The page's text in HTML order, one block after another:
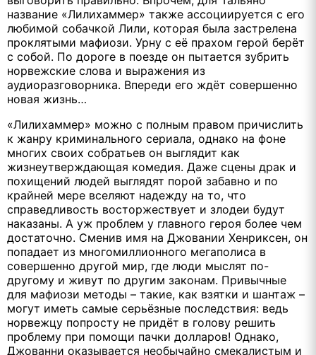
название «Лилихаммер» также ассоциируется с его
любимой собачкой Лили, которая была застрелена
проклятыми мафиози. Урну с её прахом герой берёт
с собой. По дороге в поезде он пытается зубрить
норвежские слова и выражения из
аудиоразговорника. Впереди его ждёт совершенно
новая жизнь…
«Лилихаммер» можно с полным правом причислить
к жанру криминального сериала, однако на фоне
многих своих собратьев он выглядит как
жизнеутверждающая комедия. Даже сцены драк и
похищений людей выглядят порой забавно и по
крайней мере вселяют надежду на то, что
справедливость восторжествует и злодеи будут
наказаны. А уж проблем у главного героя более чем
достаточно. Сменив имя на Джовании Хенриксен, он
попадает из многомиллионного мегаполиса в
совершенно другой мир, где люди мыслят по-
другому и живут по другим законам. Привычные
для мафиози методы – такие, как взятки и шантаж –
могут иметь самые серьёзные последствия: ведь
норвежцу попросту не придёт в голову решить
проблему при помощи пачки долларов! Однако,
Джованни оказывается необычайно смекалистым и